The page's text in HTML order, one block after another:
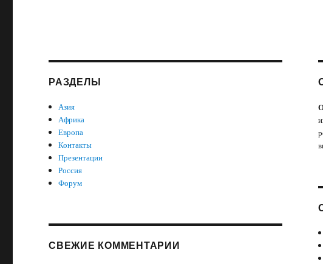
РАЗДЕЛЫ
Азия
Африка
Европа
Контакты
Презентации
Россия
Форум
СВЕЖИЕ КОММЕНТАРИИ